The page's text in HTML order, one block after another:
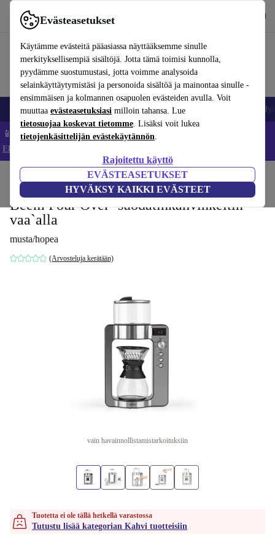
Evästeasetukset
Käytämme evästeitä pääasiassa näyttääksemme sinulle
merkityksellisempiä sisältöjä. Jotta tämä toimisi kunnolla,
pyydämme suostumustasi, jotta voimme analysoida
selainkäyttäytymistäsi ja personoida sisältöä ja mainontaa sinulle -
ensimmäisen ja kolmannen osapuolen evästeiden avulla. Voit
muuttaa evästeasetuksiasi milloin tahansa. Lue
tietosuojaa koskevat tietomme. Lisäksi voit lukea
tietojenkäsittelijän evästekäytännön.
Rajoitettu käyttö
EVÄSTEASETUKSET
HYVÄKSY KAIKKI EVÄSTEET
Käytä refurbed-palvelua nopeasti ja helposti
Matkapuhelimet ja älypuhelimet Kannettavat tietokoneet
📱 Säästä 5 % LISÄÄ iPhoneista – Koodi: IPHONEDEAL –
Ehdot ja säännöt
Juomat Kahvi
Beem Pour Over -suodatinkahvinkeitin
vaa`alla
musta/hopea
(Arvosteluja kerätään)
vain havainnollistamistarkoituksiin
Tuotetta ei ole tällä hetkellä varastossa
Tutustu lisää kategorian Kahvi tuotteisiin